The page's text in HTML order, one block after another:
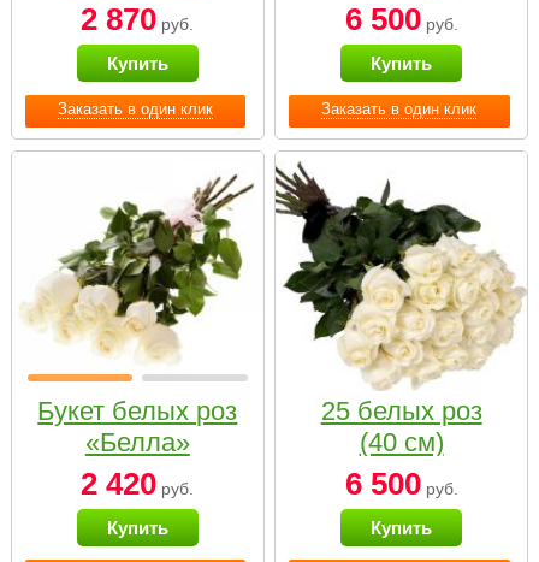
Заказать в один клик
2 870 руб.
Купить
Заказать в один клик
6 500руб.
Купить
Букет белых роз
«Белла»
2 420 руб.
Купить
25 белых роз
(40 см)
6 500руб.
Купить